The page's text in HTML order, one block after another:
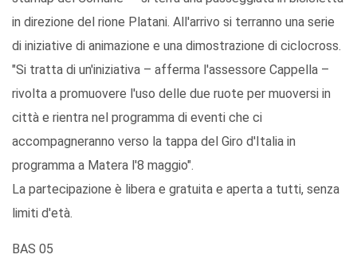
in direzione del rione Platani. All'arrivo si terranno una serie
di iniziative di animazione e una dimostrazione di ciclocross.
"Si tratta di un'iniziativa – afferma l'assessore Cappella –
rivolta a promuovere l'uso delle due ruote per muoversi in
città e rientra nel programma di eventi che ci
accompagneranno verso la tappa del Giro d'Italia in
programma a Matera l'8 maggio".
La partecipazione è libera e gratuita e aperta a tutti, senza
limiti d'età.
BAS 05